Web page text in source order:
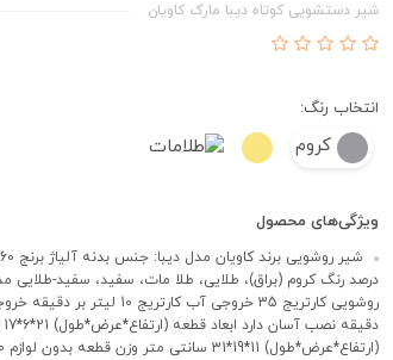
شیر دستشویی کوتاه دیبا مارک کاویان
انتخاب رنگ:
کروم
ویژگی‌های محصول
درصد رنگ کروم (براق)، طلایی، طلا مات، سفید، سفید-طلایی